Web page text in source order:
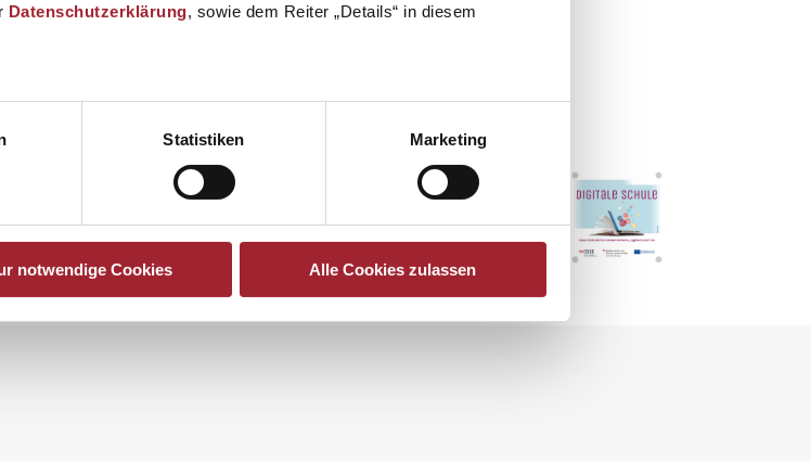
Datenschutzerklärung, sowie dem Reiter „Details“ in diesem
Statistiken Marketing
notwendige Cookies Alle Cookies zulassen